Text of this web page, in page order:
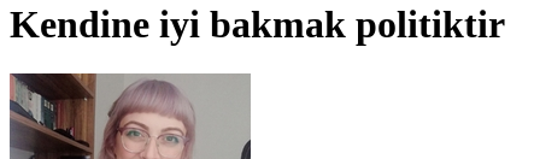
Kendine iyi bakmak politiktir